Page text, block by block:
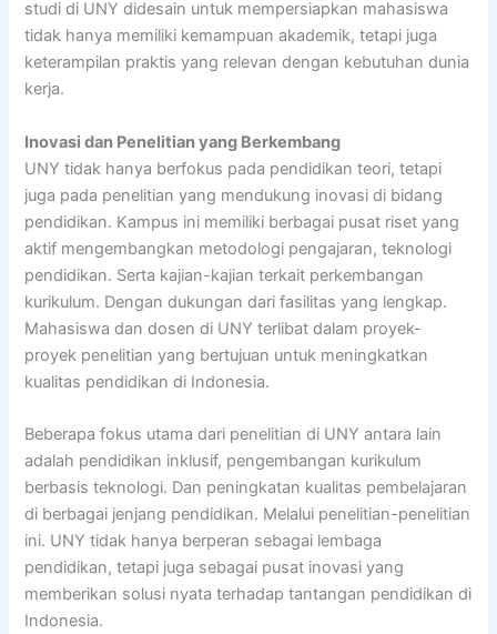
studi di UNY didesain untuk mempersiapkan mahasiswa
tidak hanya memiliki kemampuan akademik, tetapi juga
keterampilan praktis yang relevan dengan kebutuhan dunia
kerja.
Inovasi dan Penelitian yang Berkembang
UNY tidak hanya berfokus pada pendidikan teori, tetapi
juga pada penelitian yang mendukung inovasi di bidang
pendidikan. Kampus ini memiliki berbagai pusat riset yang
aktif mengembangkan metodologi pengajaran, teknologi
pendidikan. Serta kajian-kajian terkait perkembangan
kurikulum. Dengan dukungan dari fasilitas yang lengkap.
Mahasiswa dan dosen di UNY terlibat dalam proyek-
proyek penelitian yang bertujuan untuk meningkatkan
kualitas pendidikan di Indonesia.
Beberapa fokus utama dari penelitian di UNY antara lain
adalah pendidikan inklusif, pengembangan kurikulum
berbasis teknologi. Dan peningkatan kualitas pembelajaran
di berbagai jenjang pendidikan. Melalui penelitian-penelitian
ini. UNY tidak hanya berperan sebagai lembaga
pendidikan, tetapi juga sebagai pusat inovasi yang
memberikan solusi nyata terhadap tantangan pendidikan di
Indonesia.